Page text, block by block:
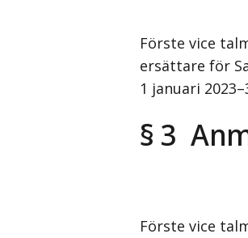
Förste vice
ersättare för
1 januari
§ 3
Förste vice